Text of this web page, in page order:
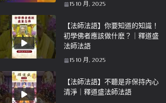
15 10 月, 2025
【法師法語】你要知道的知識！
初學佛者應該做什麽？｜釋道盛
法師法語
15 10 月, 2025
【法師法語】不聽是非保持內心
清淨｜釋道盛法師法語